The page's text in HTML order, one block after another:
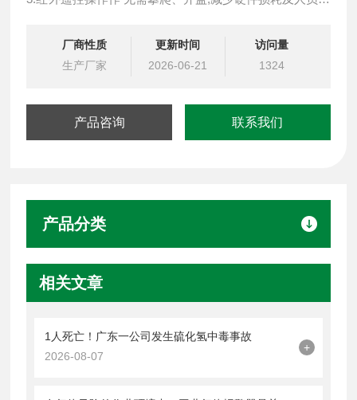
4.输出信号丰富多样 支持4-20mA，RS485，LoRa无线信
号，PowerBus二总线
厂商性质
生产厂家
更新时间
2026-06-21
访问量
1324
产品咨询 联系我们
产品分类
相关文章
1人死亡！广东一公司发生硫化氢中毒事故
2026-08-07
+